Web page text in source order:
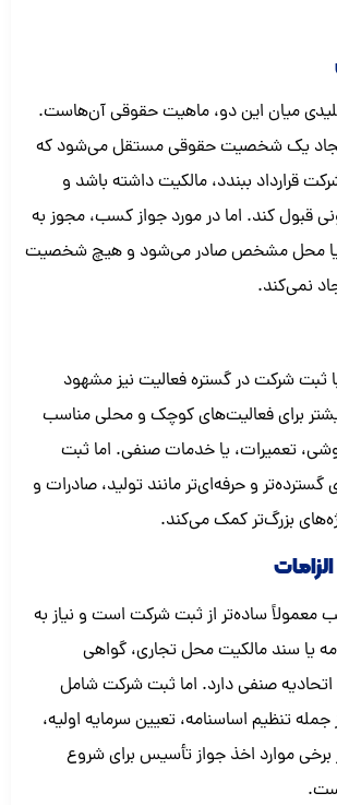
میان این دو، ماهیت حقوقی آن‌هاست.
یک شخصیت حقوقی مستقل می‌شود که
قرارداد ببندد، مالکیت داشته باشد و
قبول کند. اما در مورد جواز کسب، مجوز به
محل مشخص صادر می‌شود و هیچ شخصیت
نمی‌کند.
شرکت در گستره فعالیت نیز مشهود
برای فعالیت‌های کوچک و محلی مناسب
تعمیرات، یا خدمات صنفی. اما ثبت
و حرفه‌ای‌تر مانند تولید، صادرات و
بزرگ‌تر کمک می‌کند.
معمولاً ساده‌تر از ثبت شرکت است و نیاز به
یا سند مالکیت محل تجاری، گواهی
صنفی دارد. اما ثبت شرکت شامل
تنظیم اساسنامه، تعیین سرمایه اولیه،
برخی موارد اخذ جواز تأسیس برای شروع